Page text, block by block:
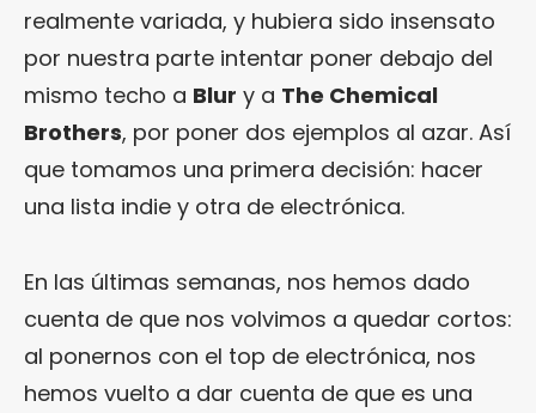
realmente variada, y hubiera sido insensato
por nuestra parte intentar poner debajo del
mismo techo a Blur y a The Chemical
Brothers, por poner dos ejemplos al azar. Así
que tomamos una primera decisión: hacer
una lista indie y otra de electrónica.
En las últimas semanas, nos hemos dado
cuenta de que nos volvimos a quedar cortos:
al ponernos con el top de electrónica, nos
hemos vuelto a dar cuenta de que es una